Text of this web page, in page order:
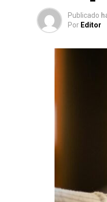
Publicado
Por Editor